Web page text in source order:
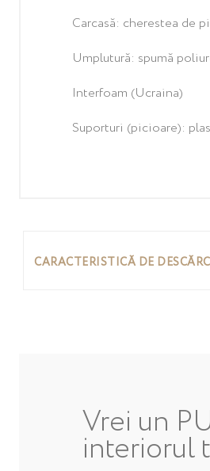
Carcasă: cherestea de
Umplutură: spumă
Interfoam (Ucraina)
Suporturi (picioare):
CARACTERISTICĂ DE
Vrei un
interiorul